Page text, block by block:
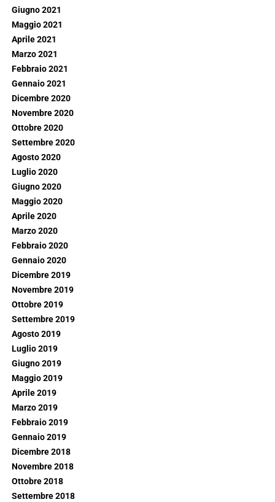
Giugno 2021
Maggio 2021
Aprile 2021
Marzo 2021
Febbraio 2021
Gennaio 2021
Dicembre 2020
Novembre 2020
Ottobre 2020
Settembre 2020
Agosto 2020
Luglio 2020
Giugno 2020
Maggio 2020
Aprile 2020
Marzo 2020
Febbraio 2020
Gennaio 2020
Dicembre 2019
Novembre 2019
Ottobre 2019
Settembre 2019
Agosto 2019
Luglio 2019
Giugno 2019
Maggio 2019
Aprile 2019
Marzo 2019
Febbraio 2019
Gennaio 2019
Dicembre 2018
Novembre 2018
Ottobre 2018
Settembre 2018